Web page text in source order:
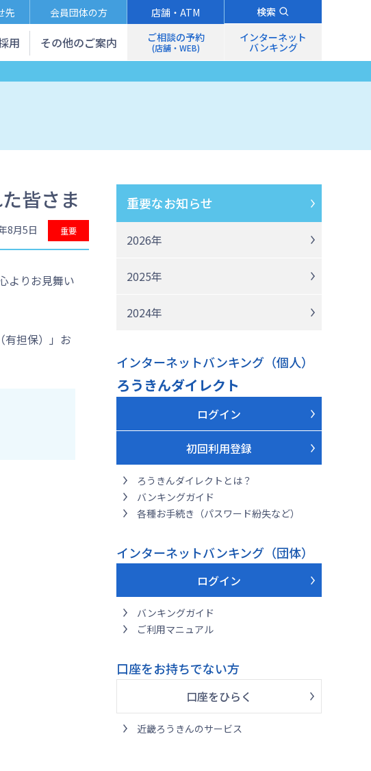
先 会員団体の方 店舗・ATM
用 その他のご案内 ご相談の予約
(店舗・WEB)
インターネット
バンキング
検索
皆さま
重要
8月5日
よりお見舞い
有担保）」お
重要なお知らせ
2026年
2025年
2024年
インターネットバンキング（個人）
ろうきんダイレクト
ログイン
初回利用登録
ろうきんダイレクトとは？
バンキングガイド
各種お手続き（パスワード紛失など）
インターネットバンキング（団体）
ログイン
バンキングガイド
ご利用マニュアル
口座をお持ちでない方
口座をひらく
近畿ろうきんのサービス